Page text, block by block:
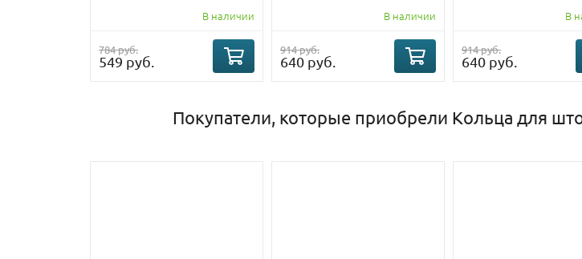
В наличии
784 руб.
549 руб.
В наличии
914 руб.
640 руб.
В
914 руб.
640 руб.
Покупатели, которые приобрели Кольца для